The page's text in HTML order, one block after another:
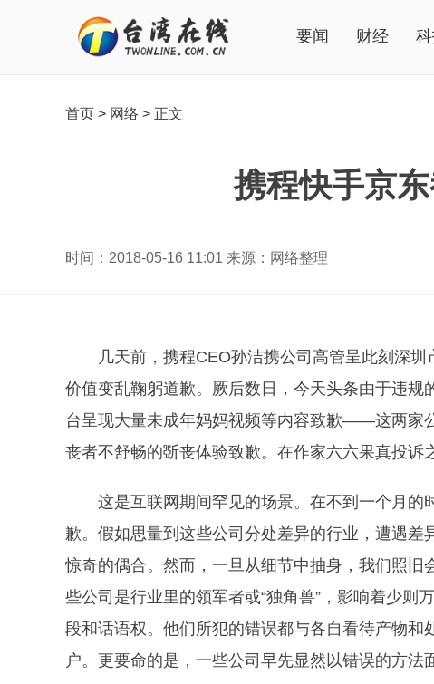
要闻 财经
首页 > 网络 > 正文
携程快手京
时间：2018-05-16 11:01 来源：网络整理
几天前， 携程CEO孙洁携公司高管呈此刻深
价值变乱鞠躬道歉。厥后数日，今天头条由于违规
台呈现大量未成年妈妈视频等内容致歉——这两家
丧者不舒畅的斲丧体验致歉。在作家六六果真投诉
这是互联网期间罕见的场景。在不到一个月的
歉。假如思量到这些公司分处差异的行业，遭遇
惊奇的偶合。然而，一旦从细节中抽身，我们照
些公司是行业里的领军者或“独角兽”，影响着少则
段和话语权。他们所犯的错误都与各自看待产物和
户。更要命的是，一些公司早先显然以错误的方法